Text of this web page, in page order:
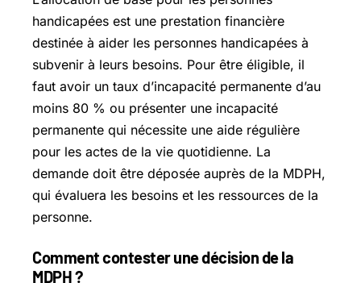
handicapées est une prestation financière
destinée à aider les personnes handicapées à
subvenir à leurs besoins. Pour être éligible, il
faut avoir un taux d’incapacité permanente d’au
moins 80 % ou présenter une incapacité
permanente qui nécessite une aide régulière
pour les actes de la vie quotidienne. La
demande doit être déposée auprès de la MDPH,
qui évaluera les besoins et les ressources de la
personne.
Comment contester une décision de la
MDPH ?